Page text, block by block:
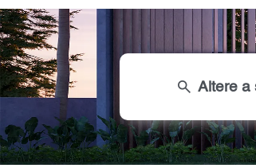
search Altere a